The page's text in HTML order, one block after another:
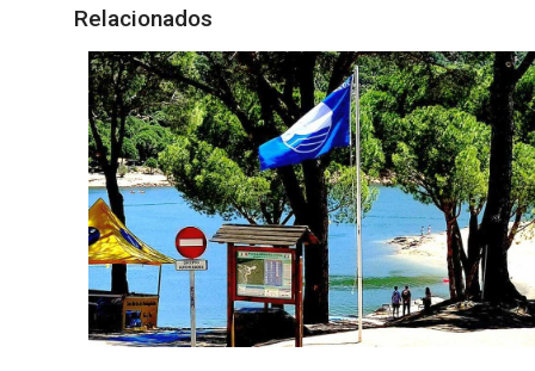
Relacionados